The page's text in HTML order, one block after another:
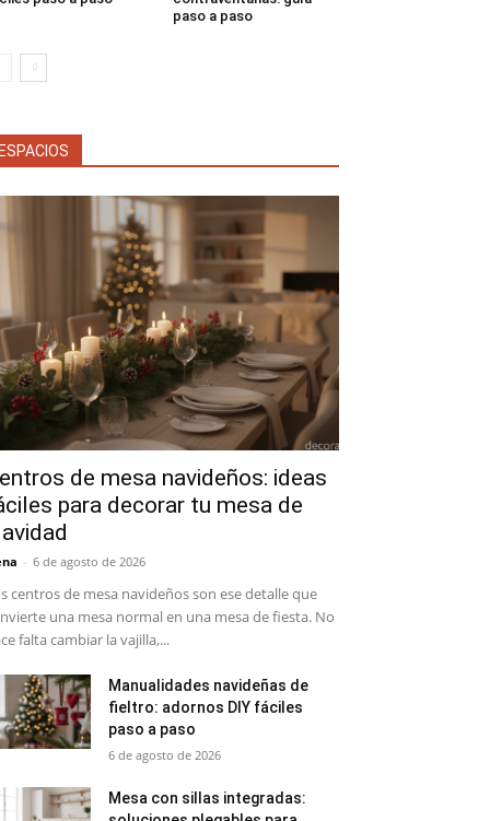
paso a paso
de mesa navideños: ideas
para decorar tu mesa de
- 6 de agosto de 2026
centros de mesa navideños son ese detalle que
una mesa normal en una mesa de fiesta. No
falta cambiar la vajilla,...
Manualidades navideñas de
fieltro: adornos DIY fáciles
paso a paso
6 de agosto de 2026
Mesa con sillas integradas: